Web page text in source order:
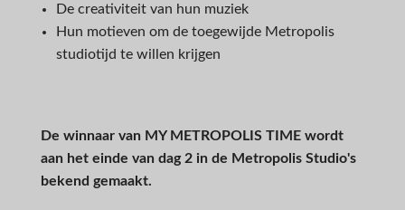
De creativiteit van hun muziek
Hun motieven om de toegewijde Metropolis
studiotijd te willen krijgen
De winnaar van MY METROPOLIS TIME wordt
aan het einde van dag 2 in de Metropolis Studio's
bekend gemaakt.